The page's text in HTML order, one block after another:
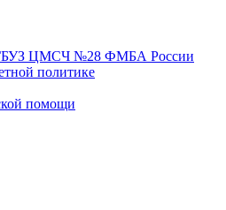
ЦМСЧ №28 ФМБА России
политике
помощи